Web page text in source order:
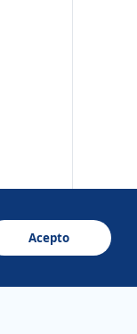
Acepto